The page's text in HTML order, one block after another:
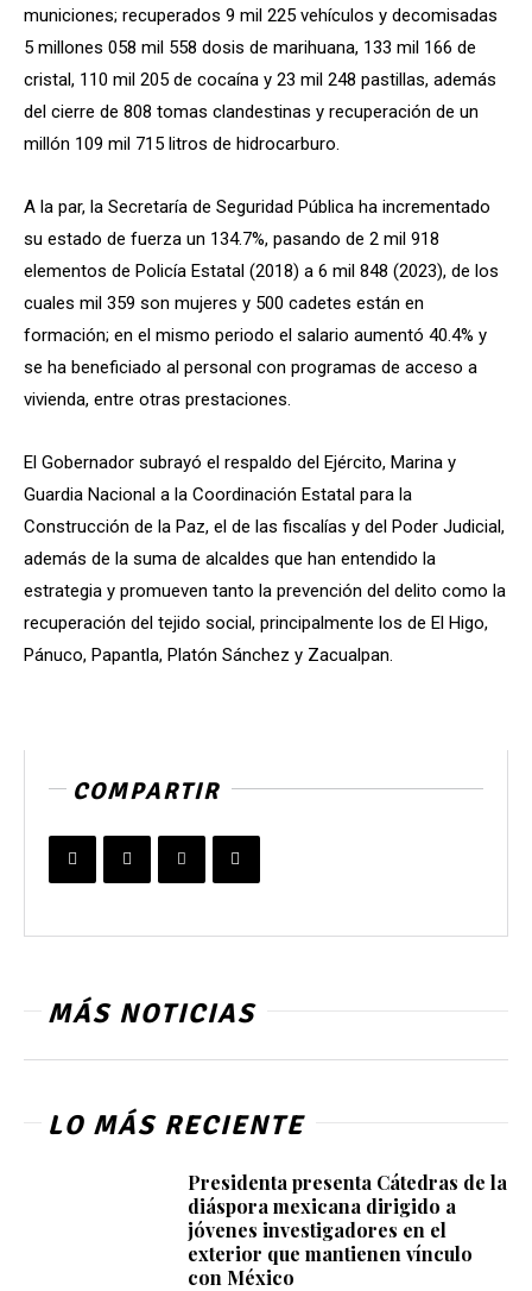
municiones; recuperados 9 mil 225 vehículos y decomisadas
5 millones 058 mil 558 dosis de marihuana, 133 mil 166 de
cristal, 110 mil 205 de cocaína y 23 mil 248 pastillas, además
del cierre de 808 tomas clandestinas y recuperación de un
millón 109 mil 715 litros de hidrocarburo.
A la par, la Secretaría de Seguridad Pública ha incrementado
su estado de fuerza un 134.7%, pasando de 2 mil 918
elementos de Policía Estatal (2018) a 6 mil 848 (2023), de los
cuales mil 359 son mujeres y 500 cadetes están en
formación; en el mismo periodo el salario aumentó 40.4% y
se ha beneficiado al personal con programas de acceso a
vivienda, entre otras prestaciones.
El Gobernador subrayó el respaldo del Ejército, Marina y
Guardia Nacional a la Coordinación Estatal para la
Construcción de la Paz, el de las fiscalías y del Poder Judicial,
además de la suma de alcaldes que han entendido la
estrategia y promueven tanto la prevención del delito como la
recuperación del tejido social, principalmente los de El Higo,
Pánuco, Papantla, Platón Sánchez y Zacualpan.
COMPARTIR
MÁS NOTICIAS
LO MÁS RECIENTE
Presidenta presenta Cátedras de la
diáspora mexicana dirigido a
jóvenes investigadores en el
exterior que mantienen vínculo
con México